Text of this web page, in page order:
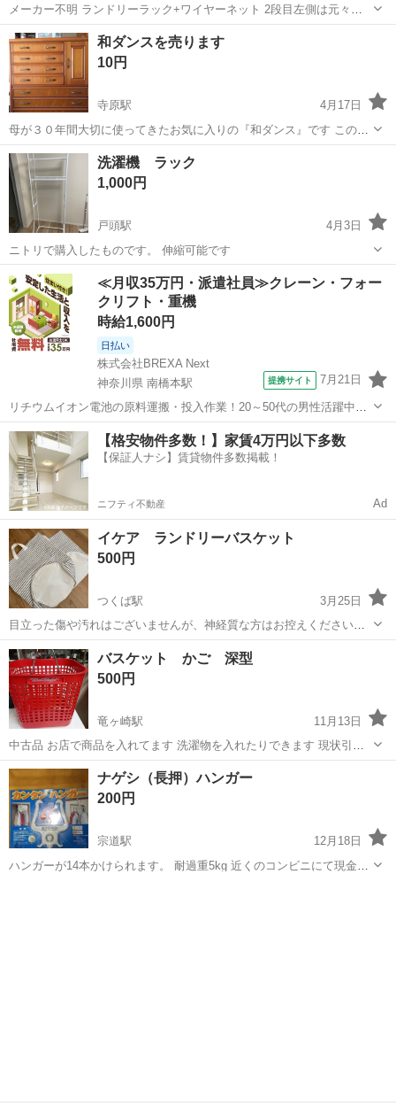
メーカー不明 ランドリーラック+ワイヤーネット 2段目左側は元々空
いているスペースの為百均のワイヤーネットを付けていました 2枚で
サイズをご確認ください 7キロ洗濯機を使用しています
茨城 ひたちなか市 金上駅 収納家具
和ダンスを売ります
10円
寺原駅
4月17日
母が３０年間大切に使ってきたお気に入りの『和ダンス』です この
度、 ホームに入居することになりました どうぞ末長くお使いくだ
さい
茨城 取手市 寺原駅 収納家具
洗濯機 ラック
1,000円
戸頭駅
4月3日
ニトリで購入したものです。 伸縮可能です
茨城 取手市 戸頭駅 収納家具 ラック
≪月収35万円・派遣社員≫クレーン・フォー
クリフト・重機
時給1,600円
日払い
株式会社BREXA Next
神奈川県 南橋本駅
提携サイト 7月21日
リチウムイオン電池の原料運搬・投入作業！20～50代の男性活躍中★
ワンルーム寮完備！赴任旅費会社負担！年間休日130日★フォークリフ
ト免許お持ちの方、活躍中！就業先食堂利用可★《神奈川県相模原
市》 人気の工場のお仕事 ◇電...
神奈川 相模原市 南橋本駅 その他
【格安物件多数！】家賃4万円以下多数
【保証人ナシ】賃貸物件多数掲載！
ニフティ不動産 Ad
イケア ランドリーバスケット
500円
つくば駅
3月25日
目立った傷や汚れはございませんが、神経質な方はお控えください。
2つセットでのお渡しです。
茨城 つくば市 つくば駅 収納家具
バスケット かご 深型
500円
竜ヶ崎駅
11月13日
中古品 お店で商品を入れてます 洗濯物を入れたりできます 現状引き
渡しになりますので ご購入は、ご覧になって判断してください お取引
は、関東鉄道竜ヶ崎駅前 青い空リサイクルの店内、 11時～17時の間
で、お願いします...
茨城 龍ケ崎市 竜ヶ崎駅 収納家具
ナゲシ（長押）ハンガー
200円
宗道駅
12月18日
ハンガーが14本かけられます。 耐過重5kg 近くのコンビニにて現金引